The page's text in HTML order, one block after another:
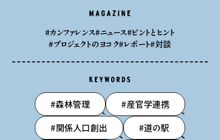
MAGAZINE
#カンファレンス#ニュース#ピントとヒント
#プロジェクトのヨコク#レポート#対談
keywords
#森林管理
#産官学連携
#関係人口創出
#道の駅